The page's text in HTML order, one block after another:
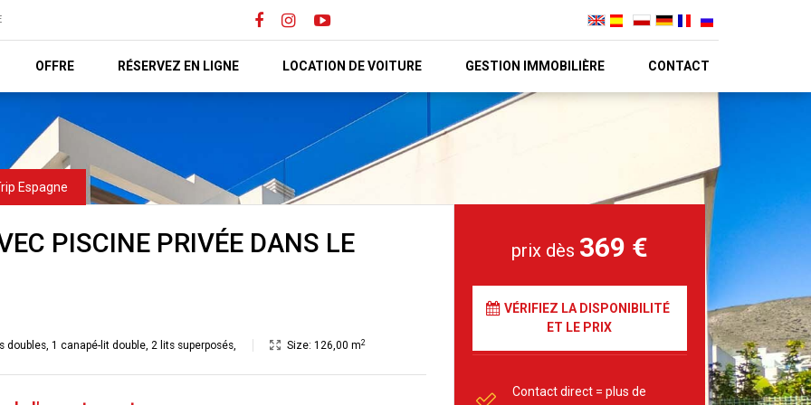
OFFRE RÉSERVEZ EN LIGNE LOCATION DE VOITURE GESTION IMMOBILIÈRE CONTACT
PISCINE PRIVÉE DANS LE
doubles,1 canapé-lit double,2 lits superposés, Size: 126,00 m2
prix dès 369 €
VÉRIFIEZ LA DISPONIBILITÉ
ET LE PRIX
Contact direct = plus de